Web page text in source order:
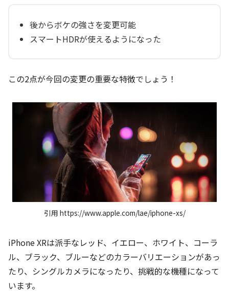
後からボケの強さを変更可能
スマートHDRが使えるようになった
この2点が今回の変更の重要な特徴でしょう！
引用 https://www.apple.com/lae/iphone-xs/
iPhone XRは派手なレッド、イエロー、ホワイト、コーラ
ル、ブラック、ブルーなどのカラーバリエーションがあっ
たり、シングルカメラになったり、挑戦的な機種になって
います。